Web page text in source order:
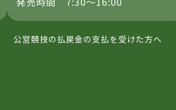
公営競技の払戻金の支払を受けた方へ